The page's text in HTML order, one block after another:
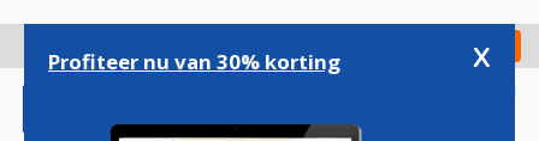
gaan
Check in
Profiteer nu van 30% korting x